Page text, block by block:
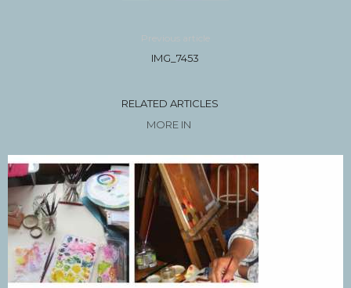
Previous article
IMG_7453
RELATED ARTICLES
MORE IN